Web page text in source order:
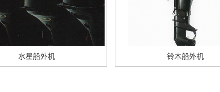
水星船外机 铃木船外机